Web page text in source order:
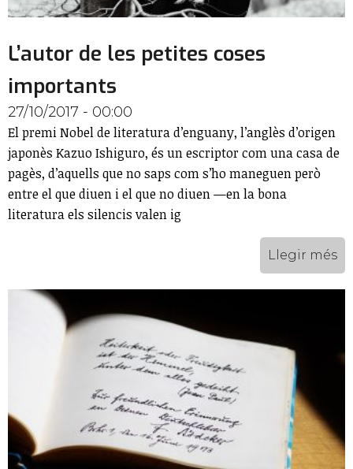
L’autor de les petites coses
importants
27/10/2017 - 00:00
El premi Nobel de literatura d’enguany, l’anglès d’origen
japonès Kazuo Ishiguro, és un escriptor com una casa de
pagès, d’aquells que no saps com s’ho maneguen però
entre el que diuen i el que no diuen —en la bona
literatura els silencis valen ig
Llegir més